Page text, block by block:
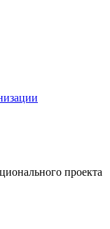
проекта